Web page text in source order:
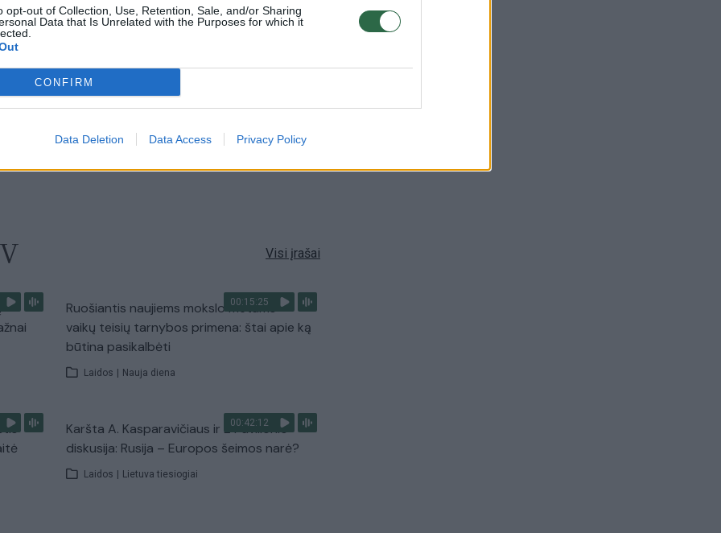
opt-out of Collection, Use, Retention, Sale, and/or Sharing
Data that Is Unrelated with the Purposes for which it
CONFIRM
Data Deletion Data Access Privacy Policy
kasdienybė – priekabiavimas, patyčios ir
užgaulūs įvardžiai
Aukštaitijos pučiamųjų orkestras
Nyderlanduose apgynė čempionų vardą
Visi įrašai
00:15:25
Ruošiantis naujiems mokslo metams –
vaikų teisių tarnybos primena: štai apie ką
būtina pasikalbėti
Laidos | Nauja diena
00:42:12
Karšta A. Kasparavičiaus ir Ž Pavilionio
diskusija: Rusija – Europos šeimos narė?
Laidos | Lietuva tiesiogiai